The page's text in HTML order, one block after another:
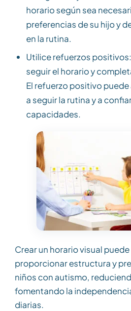
horario según sea
preferencias de su hijo y
en la rutina.
Utilice refuerzos
seguir el horario y
El refuerzo positivo
a seguir la rutina y a
capacidades.
Crear un horario visual
proporcionar estructura y
niños con autismo,
fomentando la
diarias.